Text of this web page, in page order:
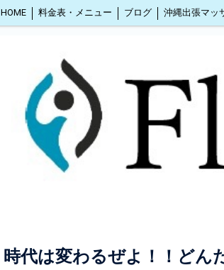
HOME 料金表・メニュー ブログ
時代は変わるぜよ！！どん